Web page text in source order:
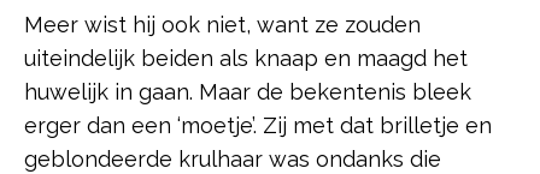
Meer wist hij ook niet, want ze zouden
uiteindelijk beiden als knaap en maagd het
huwelijk in gaan. Maar de bekentenis bleek
erger dan een ‘moetje’. Zij met dat brilletje en
geblondeerde krulhaar was ondanks die